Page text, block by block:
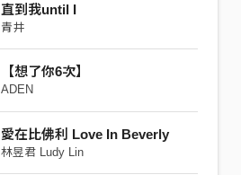
直到我until I
青井
【想了你6次】
ADEN
愛在比佛利 Love In Beverly
林昱君 Ludy Lin